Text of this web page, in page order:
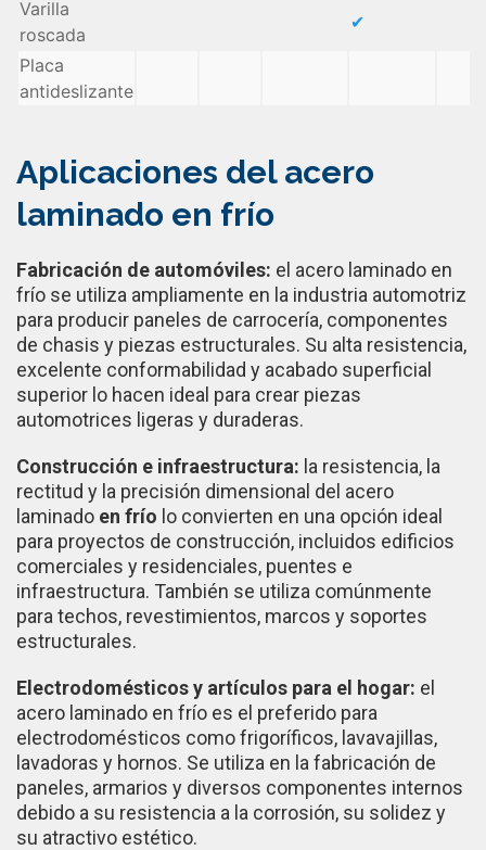
Varilla
roscada
✔
Placa
antideslizante
Aplicaciones del acero
laminado en frío
Fabricación de automóviles: el acero laminado en
frío se utiliza ampliamente en la industria automotriz
para producir paneles de carrocería, componentes
de chasis y piezas estructurales. Su alta resistencia,
excelente conformabilidad y acabado superficial
superior lo hacen ideal para crear piezas
automotrices ligeras y duraderas.
Construcción e infraestructura: la resistencia, la
rectitud y la precisión dimensional del acero
laminado en frío lo convierten en una opción ideal
para proyectos de construcción, incluidos edificios
comerciales y residenciales, puentes e
infraestructura. También se utiliza comúnmente
para techos, revestimientos, marcos y soportes
estructurales.
Electrodomésticos y artículos para el hogar: el
acero laminado en frío es el preferido para
electrodomésticos como frigoríficos, lavavajillas,
lavadoras y hornos. Se utiliza en la fabricación de
paneles, armarios y diversos componentes internos
debido a su resistencia a la corrosión, su solidez y
su atractivo estético.